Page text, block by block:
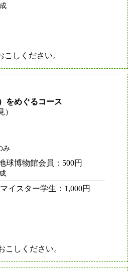
しください。
をめぐるコース
み
球博物館会員：500円
イスター学生：1,000円
しください。